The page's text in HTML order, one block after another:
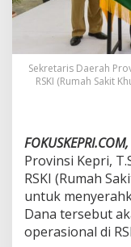
i
b
a
h
K
e
a
t
u
n
t
u
k
Sekretaris Daerah
RSKI (Rumah Sakit
Provinsi Kepri,
RSKI (Rumah
untuk
Dana tersebut
operasional di